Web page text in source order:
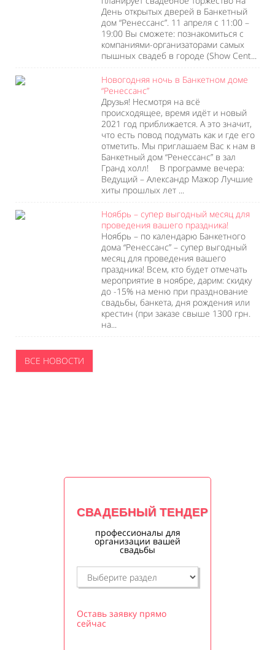
День открытых дверей в Банкетный
дом “Ренессанс”. 11 апреля с 11:00 –
19:00 Вы сможете: познакомиться с
компаниями-организаторами самых
пышных свадеб в городе (Show Cent...
Новогодняя ночь в Банкетном доме
“Ренессанс”
Друзья! Несмотря на всё
происходящее, время идёт и новый
2021 год приближается. А это значит,
что есть повод подумать как и где его
отметить. Мы приглашаем Вас к нам в
Банкетный дом “Ренессанс” в зал
Гранд холл! ⠀ В программе вечера:
Ведущий – Александр Мажор Лучшие
хиты прошлых лет ...
Ноябрь – супер выгодный месяц для
проведения вашего праздника!
Ноябрь – по календарю Банкетного
дома “Ренессанс” – супер выгодный
месяц для проведения вашего
праздника! Всем, кто будет отмечать
мероприятие в ноябре, дарим: скидку
до -15% на меню при празднование
свадьбы, банкета, дня рождения или
крестин (при заказе свыше 1300 грн.
на...
ВСЕ НОВОСТИ
СВАДЕБНЫЙ ТЕНДЕР
профессионалы для
организации вашей
свадьбы
Оставь заявку прямо
сейчас